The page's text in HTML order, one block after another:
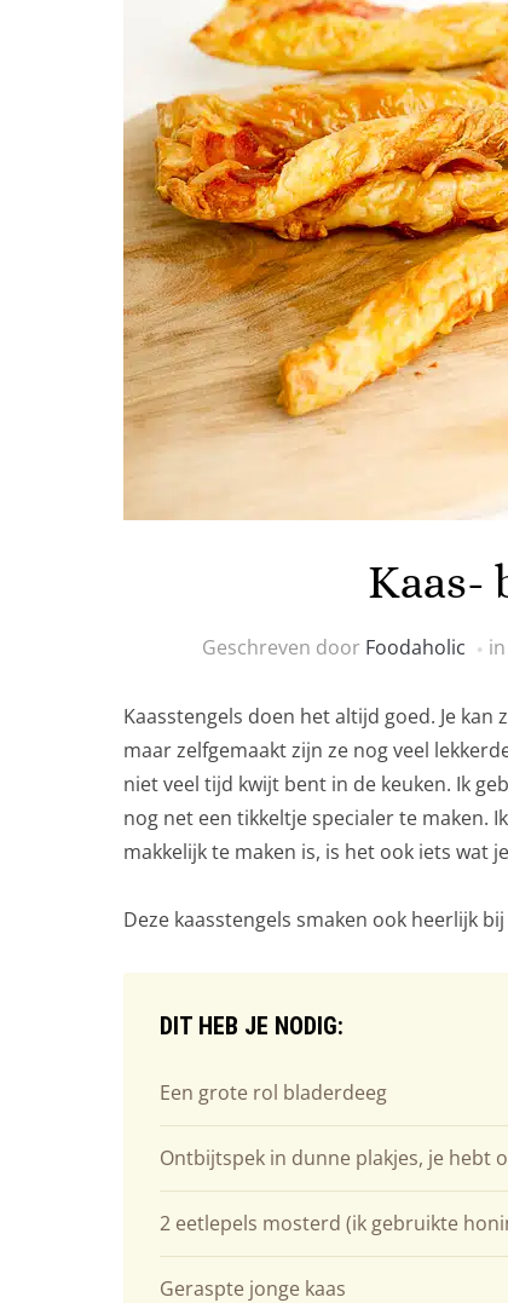
Kaas-
Geschreven door Foodaholic in
Kaasstengels doen het altijd goed. Je
maar zelfgemaakt zijn ze nog veel
niet veel tijd kwijt bent in de keuken. Ik
nog net een tikkeltje specialer te maken.
makkelijk te maken is, is het ook iets wat
Deze kaasstengels smaken ook heerlijk
DIT HEB JE NODIG:
Een grote rol bladerdeeg
Ontbijtspek in dunne plakjes, je hebt
2 eetlepels mosterd (ik gebruikte
Geraspte jonge kaas